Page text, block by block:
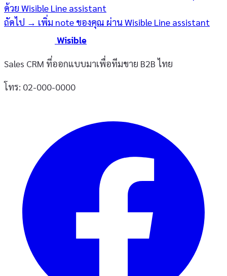
ด้วย Wisible Line assistant
ถัดไป → เพิ่ม note ของคุณ ผ่าน Wisible Line assistant
Wisible
Sales CRM ที่ออกแบบมาเพื่อทีมขาย B2B ไทย
โทร: 02-000-0000